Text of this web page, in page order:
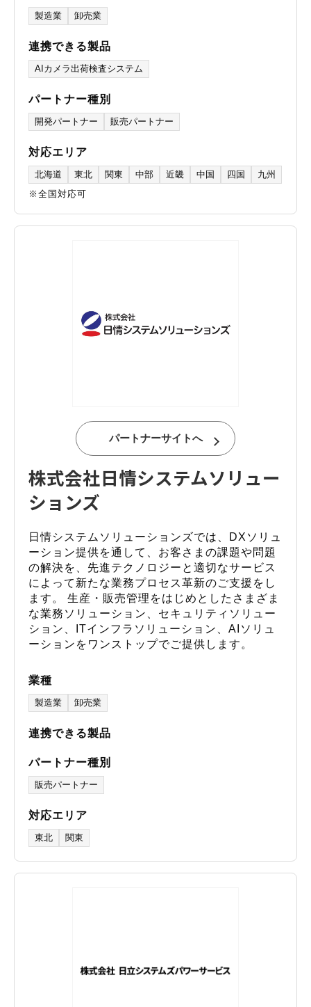
製造業 卸売業
連携できる製品
AIカメラ出荷検査システム
パートナー種別
開発パートナー 販売パートナー
対応エリア
北海道 東北 関東 中部 近畿 中国 四国
九州
※全国対応可
パートナーサイトへ
株式会社日情システムソリュー
ションズ
日情システムソリューションズでは、DXソリュ
ーション提供を通して、お客さまの課題や問題
の解決を、先進テクノロジーと適切なサービス
によって新たな業務プロセス革新のご支援をし
ます。 生産・販売管理をはじめとしたさまざま
な業務ソリューション、セキュリティソリュー
ション、ITインフラソリューション、AIソリュ
ーションをワンストップでご提供します。
業種
製造業 卸売業
連携できる製品
パートナー種別
販売パートナー
対応エリア
東北 関東